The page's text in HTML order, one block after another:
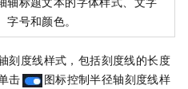
字号和颜色。
刻度线样式，包括刻度线的长度
击
图标控制半径轴刻度线样